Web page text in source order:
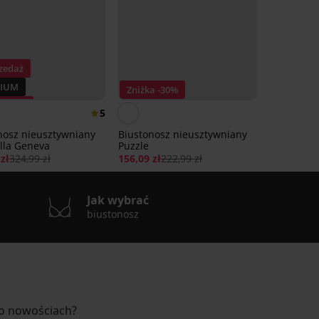
5
nieusztywniany
Geneva
324,99 zł
Zniżka -30%
Biustonosz nieusztywniany
Puzzle
156,09 zł222,99 zł
Jak wybrać
biustonosz
nowościach?